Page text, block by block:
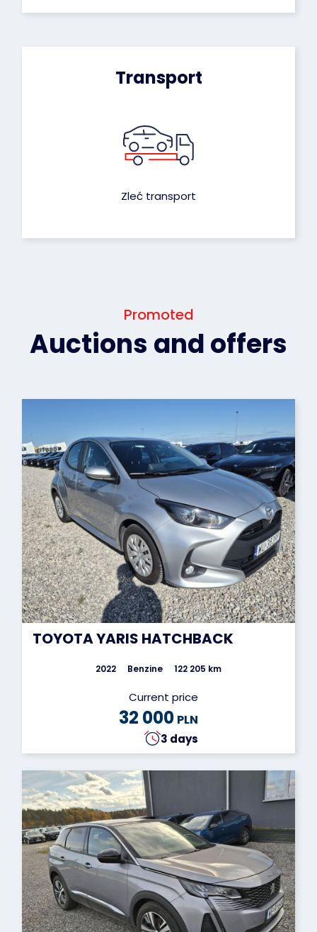
Transport
Zleć transport
Promoted
Auctions and offers
TOYOTA YARIS HATCHBACK
2022 Benzine 122 205 km
Current price
32 000 PLN
3 days